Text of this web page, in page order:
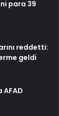
para 39
reddetti:
geldi
AFAD